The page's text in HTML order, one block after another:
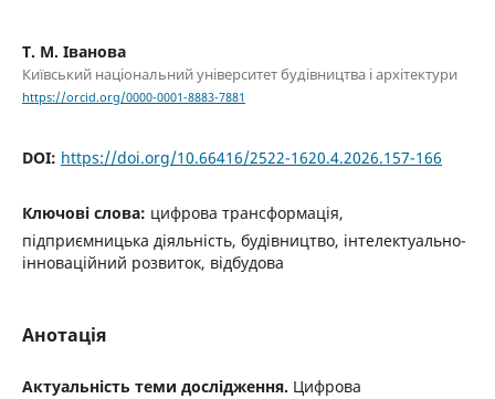
Т. М. Іванова
Київський національний університет будівництва і архітектури
https://orcid.org/0000-0001-8883-7881
DOI: https://doi.org/10.66416/2522-1620.4.2026.157-166
Ключові слова: цифрова трансформація,
підприємницька діяльність, будівництво, інтелектуально-
інноваційний розвиток, відбудова
Анотація
Актуальність теми дослідження. Цифрова